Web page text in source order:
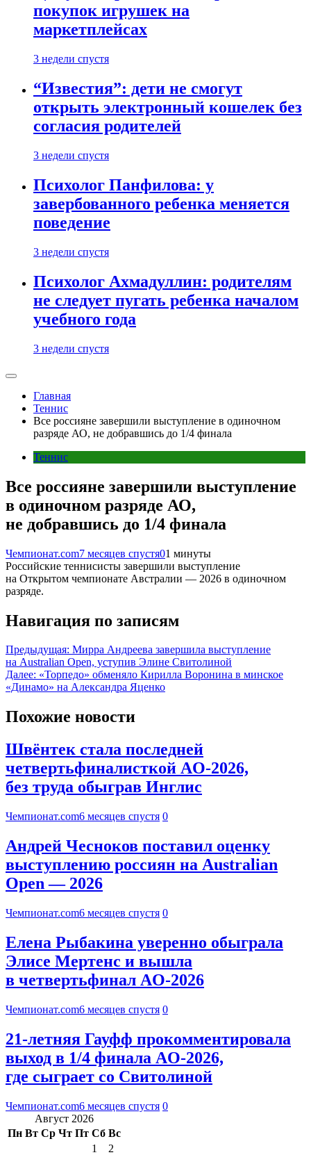
покупок игрушек на
маркетплейсах
3 недели спустя
“Известия”: дети не смогут
открыть электронный кошелек без
согласия родителей
3 недели спустя
Психолог Панфилова: у
завербованного ребенка меняется
поведение
3 недели спустя
Психолог Ахмадуллин: родителям
не следует пугать ребенка началом
учебного года
3 недели спустя
Главная
Теннис
Все россияне завершили выступление в одиночном
разряде АО, не добравшись до 1/4 финала
Теннис
Все россияне завершили выступление
в одиночном разряде АО,
не добравшись до 1/4 финала
Чемпионат.com7 месяцев спустя01 минуты
Российские теннисисты завершили выступление
на Открытом чемпионате Австралии — 2026 в одиночном
разряде.
Навигация по записям
Предыдущая: Мирра Андреева завершила выступление
на Australian Open, уступив Элине Свитолиной
Далее: «Торпедо» обменяло Кирилла Воронина в минское
«Динамо» на Александра Яценко
Похожие новости
Швёнтек стала последней
четвертьфиналисткой AO-2026,
без труда обыграв Инглис
Чемпионат.com6 месяцев спустя 0
Андрей Чесноков поставил оценку
выступлению россиян на Australian
Open — 2026
Чемпионат.com6 месяцев спустя 0
Елена Рыбакина уверенно обыграла
Элисе Мертенс и вышла
в четвертьфинал AO-2026
Чемпионат.com6 месяцев спустя 0
21-летняя Гауфф прокомментировала
выход в 1/4 финала AO-2026,
где сыграет со Свитолиной
Чемпионат.com6 месяцев спустя 0
Август 2026
Пн Вт Ср Чт Пт Сб Вс
1
2